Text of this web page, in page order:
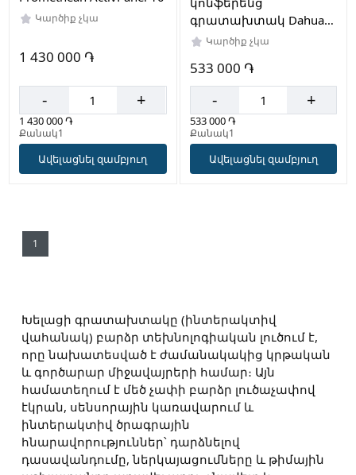
Կարծիք չկա
1 430 000 ֏
- +
1 430 000 ֏
Քանակ1
Ավելացնել զամբյուղ
գրատախտակ Dahua
DHI-LCH86-MC410-B
Կարծիք չկա
533 000 ֏
- +
533 000 ֏
Քանակ1
Ավելացնել զամբյուղ
1
Խելացի գրատախտակը (ինտերակտիվ
վահանակ) բարձր տեխնոլոգիական լուծում է,
որը նախատեսված է ժամանակակից կրթական
և գործարար միջավայրերի համար։ Այն
համատեղում է մեծ չափի բարձր լուծաչափով
էկրան, սենսորային կառավարում և
ինտերակտիվ ծրագրային
հնարավորություններ՝ դարձնելով
դասավանդումը, ներկայացումները և թիմային